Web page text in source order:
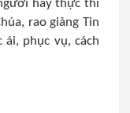
hãy thực thi
rao giảng Tin
phục vụ, cách